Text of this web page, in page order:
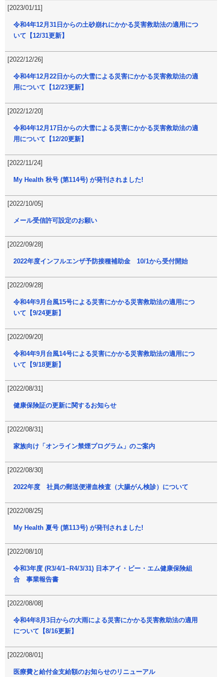
[2023/01/11]
令和4年12月31日からの土砂崩れにかかる災害救助法の適用につ
いて【12/31更新】
[2022/12/26]
令和4年12月22日からの大雪による災害にかかる災害救助法の適
用について【12/23更新】
[2022/12/20]
令和4年12月17日からの大雪による災害にかかる災害救助法の適
用について【12/20更新】
[2022/11/24]
My Health 秋号 (第114号) が発刊されました!
[2022/10/05]
メール受信許可設定のお願い
[2022/09/28]
2022年度インフルエンザ予防接種補助金 10/1から受付開始
[2022/09/28]
令和4年9月台風15号による災害にかかる災害救助法の適用につ
いて【9/24更新】
[2022/09/20]
令和4年9月台風14号による災害にかかる災害救助法の適用につ
いて【9/18更新】
[2022/08/31]
健康保険証の更新に関するお知らせ
[2022/08/31]
家族向け「オンライン禁煙プログラム」のご案内
[2022/08/30]
2022年度 社員の郵送便潜血検査（大腸がん検診）について
[2022/08/25]
My Health 夏号 (第113号) が発刊されました!
[2022/08/10]
令和3年度 (R3/4/1~R4/3/31) 日本アイ・ビー・エム健康保険組
合 事業報告書
[2022/08/08]
令和4年8月3日からの大雨による災害にかかる災害救助法の適用
について【8/16更新】
[2022/08/01]
医療費と給付金支給額のお知らせのリニューアル